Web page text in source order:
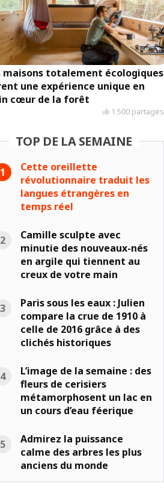
maisons totalement écologiques
une expérience unique en
cœur de la forêt
1 500 partages
TOP DE LA SEMAINE
Cette oreillette
révolutionnaire traduit les
langues étrangères en
temps réel
Camille sculpte avec
minutie des nouveaux-nés
en argile qui tiennent au
creux de votre main
Paris sous les eaux : Julien
compare la crue de 1910 à
celle de 2016 grâce à des
clichés historiques
L’image de la semaine : des
fleurs de cerisiers
métamorphosent un lac en
un cours d’eau féerique
Admirez la puissance
calme des arbres les plus
anciens du monde